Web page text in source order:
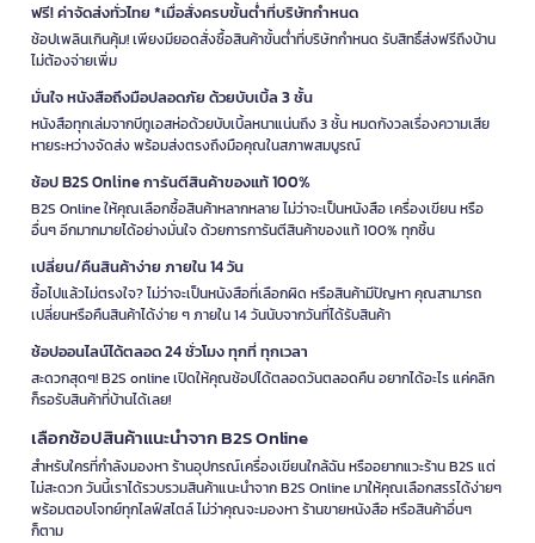
ฟรี! ค่าจัดส่งทั่วไทย *เมื่อสั่งครบขั้นต่ำที่บริษัทกำหนด
ช้อปเพลินเกินคุ้ม! เพียงมียอดสั่งซื้อสินค้าขั้นต่ำที่บริษัทกำหนด รับสิทธิ์ส่งฟรีถึงบ้าน
ไม่ต้องจ่ายเพิ่ม
มั่นใจ หนังสือถึงมือปลอดภัย ด้วยบับเบิ้ล 3 ชั้น
หนังสือทุกเล่มจากบีทูเอสห่อด้วยบับเบิ้ลหนาแน่นถึง 3 ชั้น หมดกังวลเรื่องความเสีย
หายระหว่างจัดส่ง พร้อมส่งตรงถึงมือคุณในสภาพสมบูรณ์
ช้อป B2S Online การันตีสินค้าของแท้ 100%
B2S Online ให้คุณเลือกซื้อสินค้าหลากหลาย ไม่ว่าจะเป็นหนังสือ เครื่องเขียน หรือ
อื่นๆ อีกมากมายได้อย่างมั่นใจ ด้วยการการันตีสินค้าของแท้ 100% ทุกชิ้น
เปลี่ยน/คืนสินค้าง่าย ภายใน 14 วัน
ซื้อไปแล้วไม่ตรงใจ? ไม่ว่าจะเป็นหนังสือที่เลือกผิด หรือสินค้ามีปัญหา คุณสามารถ
เปลี่ยนหรือคืนสินค้าได้ง่าย ๆ ภายใน 14 วันนับจากวันที่ได้รับสินค้า
ช้อปออนไลน์ได้ตลอด 24 ชั่วโมง ทุกที่ ทุกเวลา
สะดวกสุดๆ! B2S online เปิดให้คุณช้อปได้ตลอดวันตลอดคืน อยากได้อะไร แค่คลิก
ก็รอรับสินค้าที่บ้านได้เลย!
เลือกช้อปสินค้าแนะนำจาก B2S Online
สำหรับใครที่กำลังมองหา ร้านอุปกรณ์เครื่องเขียนใกล้ฉัน หรืออยากแวะร้าน B2S แต่
ไม่สะดวก วันนี้เราได้รวบรวมสินค้าแนะนำจาก B2S Online มาให้คุณเลือกสรรได้ง่ายๆ
พร้อมตอบโจทย์ทุกไลฟ์สไตล์ ไม่ว่าคุณจะมองหา ร้านขายหนังสือ หรือสินค้าอื่นๆ
ก็ตาม